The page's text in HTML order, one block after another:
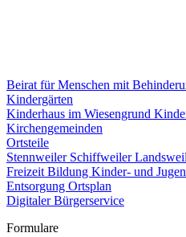
Beirat für Menschen mit
Kindergärten
Kinderhaus im Wiesengrund
Kirchengemeinden
Ortsteile
Stennweiler Schiffweiler
Freizeit Bildung Kinder- und
Entsorgung Ortsplan
Digitaler Bürgerservice
Formulare